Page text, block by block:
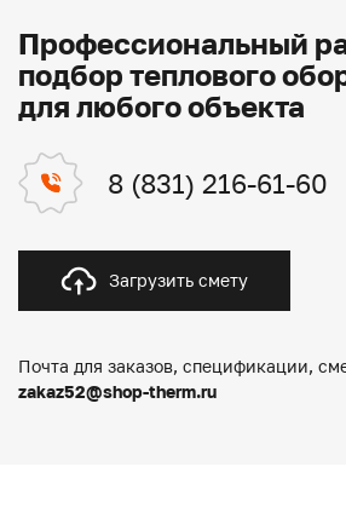
Профессиональный
подбор теплового
для любого объекта
8 (831) 216-61-60
Загрузить смету
Почта для заказов, спецификации,
zakaz52@shop-therm.ru